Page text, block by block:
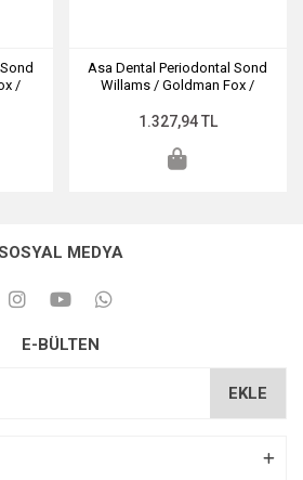
/
Asa Dental Periodontal Sond
Willams / Goldman Fox /
1.327,94 TL
MEDYA
E-BÜLTEN
EKLE